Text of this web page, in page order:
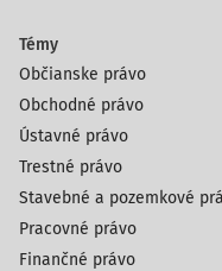
Témy
Občianske právo
Obchodné právo
Ústavné právo
Trestné právo
Stavebné a pozemkové
Pracovné právo
Finančné právo